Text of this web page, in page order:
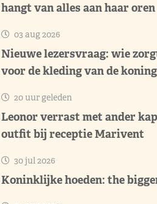
hangt van alles aan haar oren
03 aug 2026
Nieuwe lezersvraag: wie
voor de kleding van de
20 uur geleden
Leonor verrast met ander
outfit bij receptie Marivent
30 jul 2026
Koninklijke hoeden: the